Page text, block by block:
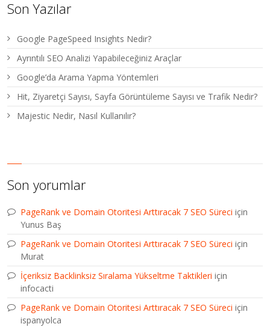
Son Yazılar
Google PageSpeed Insights Nedir?
Ayrıntılı SEO Analizi Yapabileceğiniz Araçlar
Google’da Arama Yapma Yöntemleri
Hit, Ziyaretçi Sayısı, Sayfa Görüntüleme Sayısı ve Trafik Nedir?
Majestic Nedir, Nasıl Kullanılır?
Son yorumlar
PageRank ve Domain Otoritesi Arttıracak 7 SEO Süreci için
Yunus Baş
PageRank ve Domain Otoritesi Arttıracak 7 SEO Süreci için
Murat
İçeriksiz Backlinksiz Sıralama Yükseltme Taktikleri için
infocacti
PageRank ve Domain Otoritesi Arttıracak 7 SEO Süreci için
ispanyolca